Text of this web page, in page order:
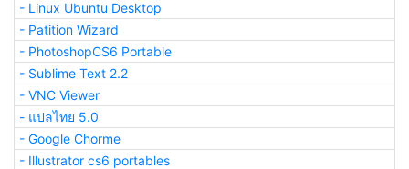
- Linux Ubuntu Desktop
- Patition Wizard
- PhotoshopCS6 Portable
- Sublime Text 2.2
- VNC Viewer
- แปลไทย 5.0
- Google Chorme
- Illustrator cs6 portables